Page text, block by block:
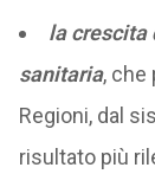
la crescita
sanitaria, che
Regioni, dal
risultato più